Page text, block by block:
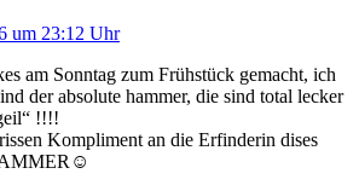
um 23:12 Uhr
am Sonntag zum Frühstück gemacht, ich
der absolute hammer, die sind total lecker
!!!!
Kompliment an die Erfinderin dises